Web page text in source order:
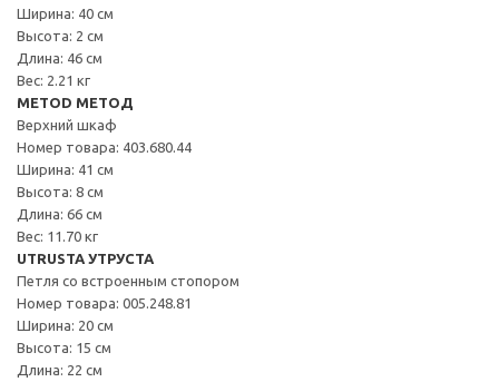
Ширина: 40 см
Высота: 2 см
Длина: 46 см
Вес: 2.21 кг
METOD МЕТОД
Верхний шкаф
Номер товара: 403.680.44
Ширина: 41 см
Высота: 8 см
Длина: 66 см
Вес: 11.70 кг
UTRUSTA УТРУСТА
Петля со встроенным стопором
Номер товара: 005.248.81
Ширина: 20 см
Высота: 15 см
Длина: 22 см